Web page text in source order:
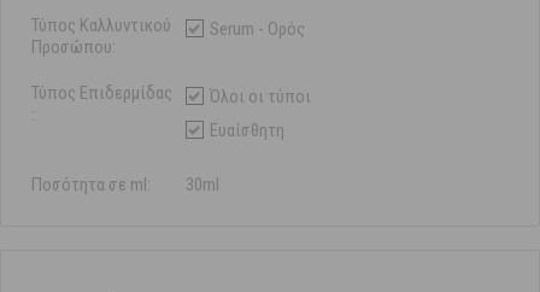
Τύπος Καλλυντικού
Προσώπου:
Serum - Ορός
Τύπος Επιδερμίδας
:
Όλοι οι τύποι
Ευαίσθητη
Ποσότητα σε ml: 30ml